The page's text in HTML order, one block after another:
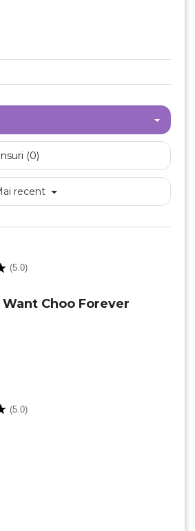
(0)
recent
(5.0)
Want Choo Forever
(5.0)